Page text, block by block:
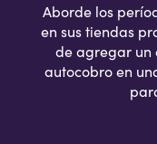
Aborde los
en sus tiendas
de agregar un
autocobro en